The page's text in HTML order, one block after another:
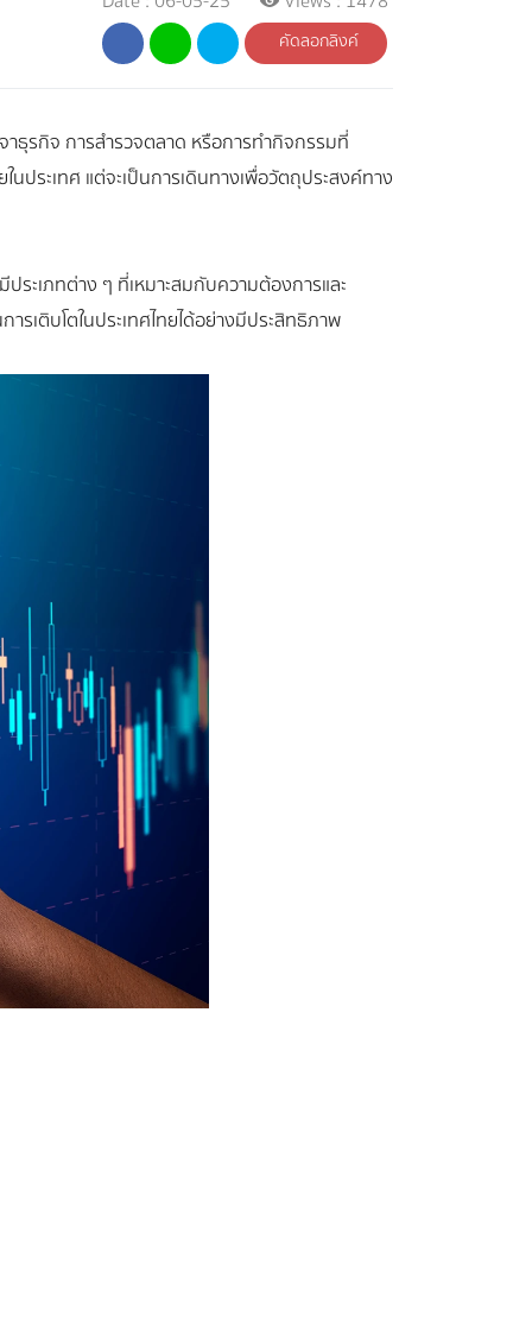
คัดลอกลิงค์
าธุรกิจ การสำรวจตลาด หรือการทำกิจกรรมที่
ระเทศ แต่จะเป็นการเดินทางเพื่อวัตถุประสงค์ทาง
ะเภทต่าง ๆ ที่เหมาะสมกับความต้องการและ
เติบโตในประเทศไทยได้อย่างมีประสิทธิภาพ